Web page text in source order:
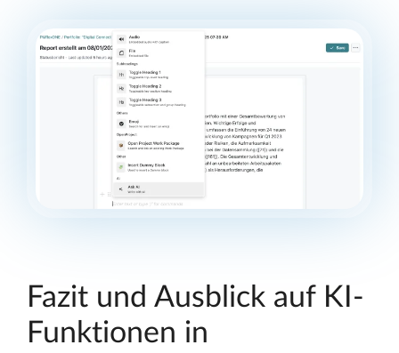
Fazit und Ausblick auf KI-
Funktionen in